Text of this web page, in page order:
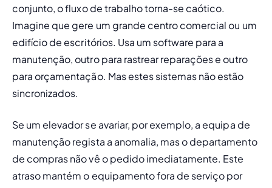
conjunto, o fluxo de trabalho torna-se caótico.
Imagine que gere um grande centro comercial ou um
edifício de escritórios. Usa um software para a
manutenção, outro para rastrear reparações e outro
para orçamentação. Mas estes sistemas não estão
sincronizados.
Se um elevador se avariar, por exemplo, a equipa de
manutenção regista a anomalia, mas o departamento
de compras não vê o pedido imediatamente. Este
atraso mantém o equipamento fora de serviço por